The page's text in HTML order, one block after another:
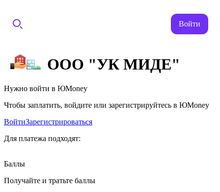
Войти
ООО "УК МИДЕ"
Нужно войти в ЮMoney
Чтобы заплатить, войдите или зарегистрируйтесь в ЮMoney
ВойтиЗарегистрироваться
Для платежа подходят:
Баллы
Получайте и тратьте баллы